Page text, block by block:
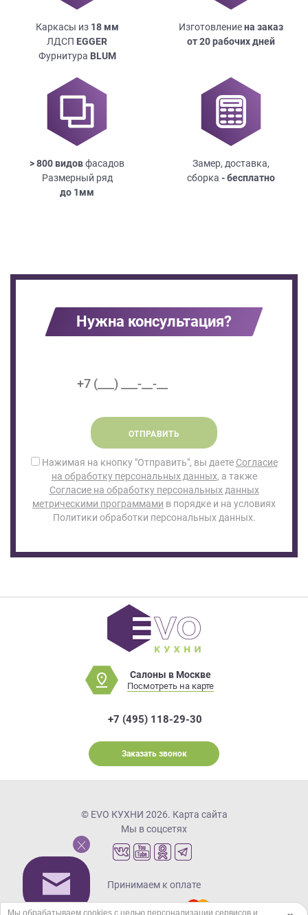
Каркасы из 18мм
ЛДСП EGGER
Фурнитура BLUM
Изготовлениена заказ
от 20 рабочих дней
> 800 видовфасадов
Размерный ряд
до 1мм
Замер, доставка,
сборка - бесплатно
Нужна консультация?
ОТПРАВИТЬ
Нажимая на кнопку "Отправить", вы даете Согласие
на обработку персональных данных, а также
Согласие на обработку персональных данных
метрическими программами в порядке и на условиях
Политики обработки персональных данных.
Салоны в Москве
Посмотреть на карте
+7 (495) 118-29-30
Заказать звонок
© EVO КУХНИ 2026. Карта сайта
Мы в соцсетях
Принимаем к оплате
Мы обрабатываем cookies с целью персонализации сервисов и